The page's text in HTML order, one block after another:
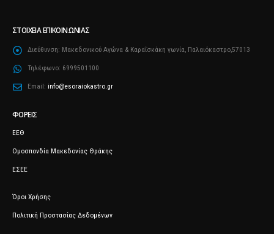
ΣΤΟΙΧΕΊΑ ΕΠΙΚΟΙΝΩΝΊΑΣ
Διεύθυνση: Μακεδονικού Αγώνα & Καραΐσκάκη γωνία, Παλαιόκαστρο,57013
Τηλέφωνο: 6999501100
Email: info@esoraiokastro.gr
ΦΟΡΕΊΣ
ΕΕΘ
Ομοσπονδία Μακεδονίας Θράκης
ΕΣΕΕ
Όροι Χρήσης
Πολιτική Προστασίας Δεδομένων